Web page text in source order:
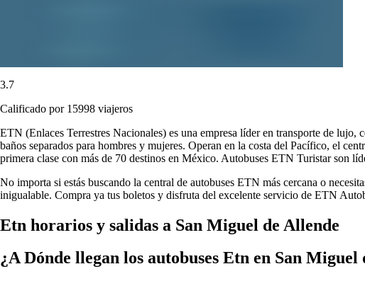
3.7
Calificado por 15998 viajeros
ETN (Enlaces Terrestres Nacionales) es una empresa líder en transporte de
baños separados para hombres y mujeres. Operan en la costa del Pacífico, el
primera clase con más de 70 destinos en México. Autobuses ETN Turistar son
No importa si estás buscando la central de autobuses ETN más cercana o
inigualable. Compra ya tus boletos y disfruta del excelente servicio de ETN
Etn horarios y salidas a San Miguel de Allende
¿A Dónde llegan los autobuses Etn en San Miguel